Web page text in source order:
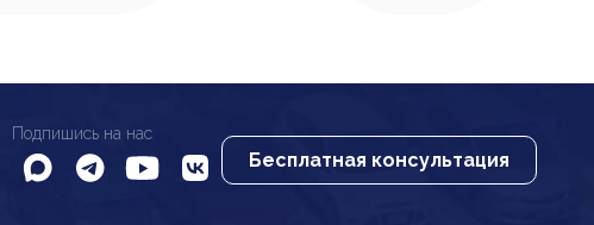
Подпишись на нас
Бесплатная консультация